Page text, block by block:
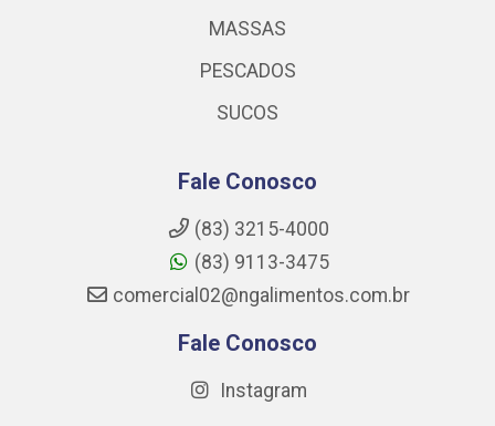
MASSAS
PESCADOS
SUCOS
Fale Conosco
(83) 3215-4000
(83) 9113-3475
comercial02@ngalimentos.com.br
Fale Conosco
Instagram